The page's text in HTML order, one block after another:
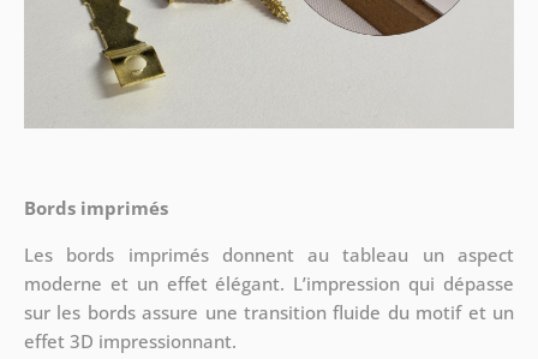
Bords imprimés
Les bords imprimés donnent au tableau un aspect
moderne et un effet élégant. L’impression qui dépasse
sur les bords assure une transition fluide du motif et un
effet 3D impressionnant.